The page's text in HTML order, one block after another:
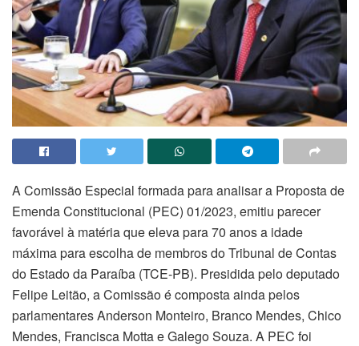
A Comissão Especial formada para analisar a Proposta de
Emenda Constitucional (PEC) 01/2023, emitiu parecer
favorável à matéria que eleva para 70 anos a idade
máxima para escolha de membros do Tribunal de Contas
do Estado da Paraíba (TCE-PB). Presidida pelo deputado
Felipe Leitão, a Comissão é composta ainda pelos
parlamentares Anderson Monteiro, Branco Mendes, Chico
Mendes, Francisca Motta e Galego Souza. A PEC foi